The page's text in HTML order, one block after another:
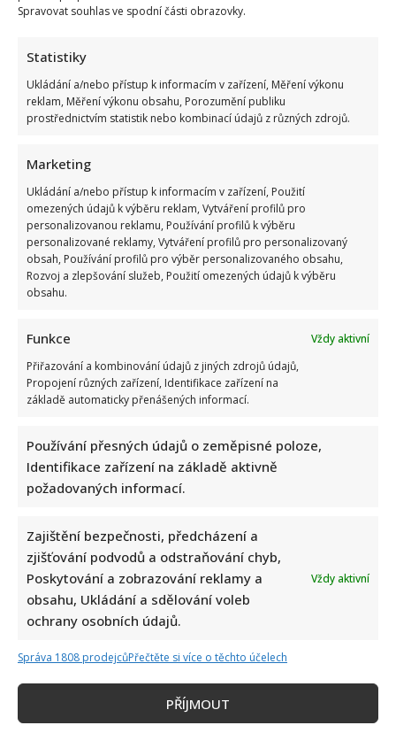
Spravovat souhlas ve spodní části obrazovky.
Statistiky
Ukládání a/nebo přístup k informacím v zařízení, Měření výkonu
reklam, Měření výkonu obsahu, Porozumění publiku
prostřednictvím statistik nebo kombinací údajů z různých zdrojů.
Marketing
Ukládání a/nebo přístup k informacím v zařízení, Použití
omezených údajů k výběru reklam, Vytváření profilů pro
personalizovanou reklamu, Používání profilů k výběru
personalizované reklamy, Vytváření profilů pro personalizovaný
obsah, Používání profilů pro výběr personalizovaného obsahu,
Rozvoj a zlepšování služeb, Použití omezených údajů k výběru
obsahu.
Funkce
Vždy aktivní
Přiřazování a kombinování údajů z jiných zdrojů údajů,
Propojení různých zařízení, Identifikace zařízení na
základě automaticky přenášených informací.
Používání přesných údajů o zeměpisné poloze,
Identifikace zařízení na základě aktivně
požadovaných informací.
Zajištění bezpečnosti, předcházení a
zjišťování podvodů a odstraňování chyb,
Poskytování a zobrazování reklamy a
obsahu, Ukládání a sdělování voleb
ochrany osobních údajů.
Vždy aktivní
Správa 1808 prodejcůPřečtěte si více o těchto účelech
PŘÍJMOUT